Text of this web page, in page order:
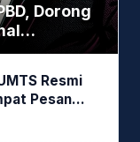
Dorong
Resmi
Pesan